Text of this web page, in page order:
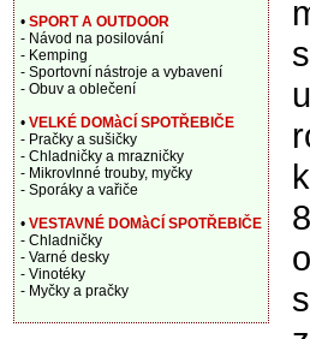
• SPORT A OUTDOOR
- Návod na posilování
- Kemping
- Sportovní nástroje a vybavení
- Obuv a oblečení
• VELKÉ DOMàCÍ SPOTŘEBIČE
- Pračky a sušičky
- Chladničky a mrazničky
- Mikrovlnné trouby, myčky
- Sporáky a vařiče
• VESTAVNÉ DOMàCÍ SPOTŘEBIČE
- Chladničky
- Varné desky
- Vinotéky
- Myčky a pračky